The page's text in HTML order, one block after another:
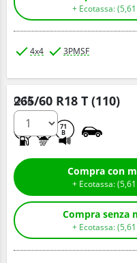
+ Ecotassa: (5,61
4x4 3PMSF
265/60 R18 T (110)
71
B
Q.tà
+ Ecotassa: (5,61
+ Ecotassa: (5,61